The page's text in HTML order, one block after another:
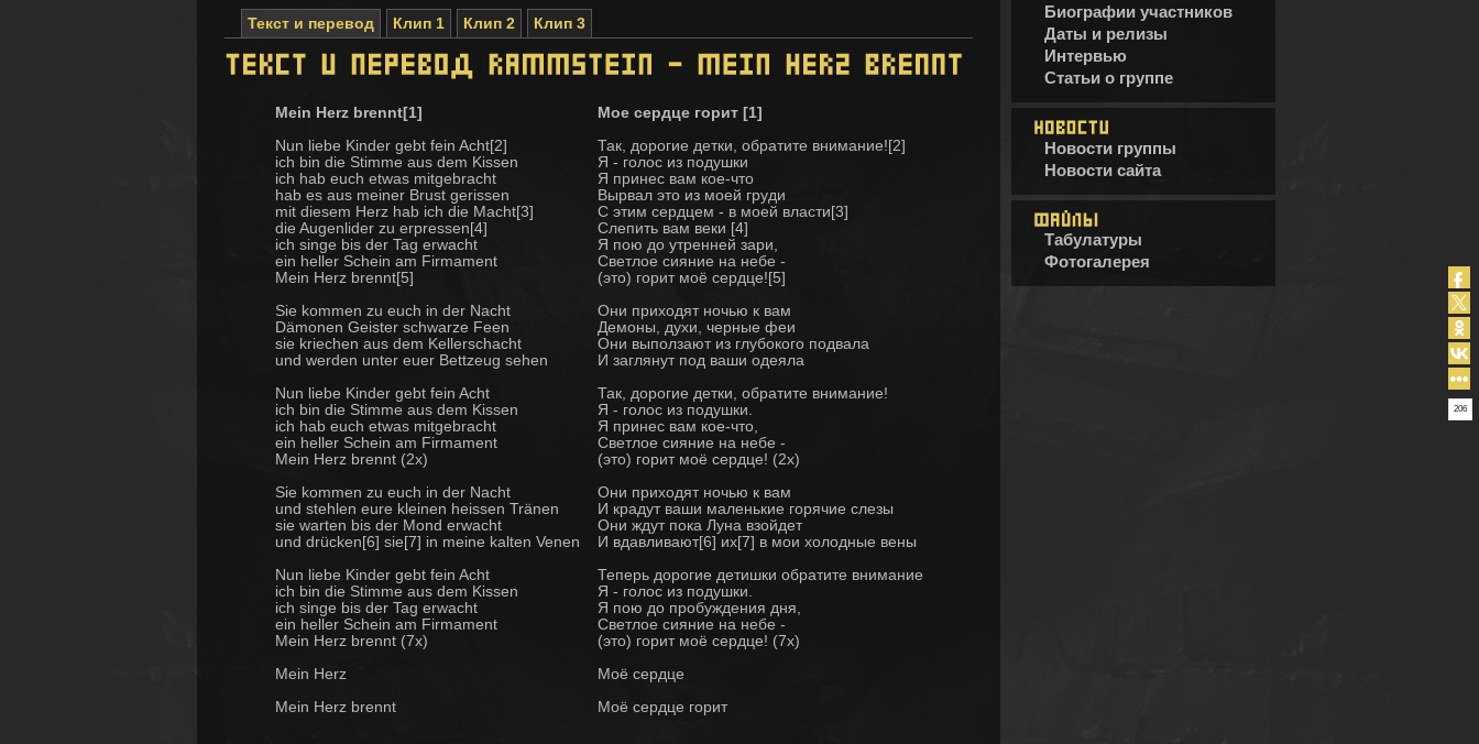
Текст и перевод Клип 1 Клип 2 Клип 3
Mein Herz brennt[1]
Nun liebe Kinder gebt fein Acht[2]
ich bin die Stimme aus dem Kissen
ich hab euch etwas mitgebracht
hab es aus meiner Brust gerissen
mit diesem Herz hab ich die Macht[3]
die Augenlider zu erpressen[4]
ich singe bis der Tag erwacht
ein heller Schein am Firmament
Mein Herz brennt[5]
Sie kommen zu euch in der Nacht
Dämonen Geister schwarze Feen
sie kriechen aus dem Kellerschacht
und werden unter euer Bettzeug sehen
Nun liebe Kinder gebt fein Acht
ich bin die Stimme aus dem Kissen
ich hab euch etwas mitgebracht
ein heller Schein am Firmament
Mein Herz brennt (2x)
Sie kommen zu euch in der Nacht
und stehlen eure kleinen heissen Tränen
sie warten bis der Mond erwacht
und drücken[6] sie[7] in meine kalten Venen
Nun liebe Kinder gebt fein Acht
ich bin die Stimme aus dem Kissen
ich singe bis der Tag erwacht
ein heller Schein am Firmament
Mein Herz brennt (7x)
Mein Herz
Mein Herz brennt
Мое сердце горит [1]
Так, дорогие детки, обратите внимание![2]
Я - голос из подушки
Я принес вам кое-что
Вырвал это из моей груди
С этим сердцем - в моей власти[3]
Слепить вам веки [4]
Я пою до утренней зари,
Светлое сияние на небе -
(это) горит моё сердце![5]
Они приходят ночью к вам
Демоны, духи, черные феи
Они выползают из глубокого подвала
И заглянут под ваши одеяла
Так, дорогие детки, обратите внимание!
Я - голос из подушки.
Я принес вам кое-что,
Светлое сияние на небе -
(это) горит моё сердце! (2x)
Они приходят ночью к вам
И крадут ваши маленькие горячие слезы
Они ждут пока Луна взойдет
И вдавливают[6] их[7] в мои холодные вены
Теперь дорогие детишки обратите внимание
Я - голос из подушки.
Я пою до пробуждения дня,
Светлое сияние на небе -
(это) горит моё сердце! (7x)
Моё сердце
Моё сердце горит
Биографии участников
Даты и релизы
Интервью
Статьи о группе
Новости группы
Новости сайта
Табулатуры
Фотогалерея
206